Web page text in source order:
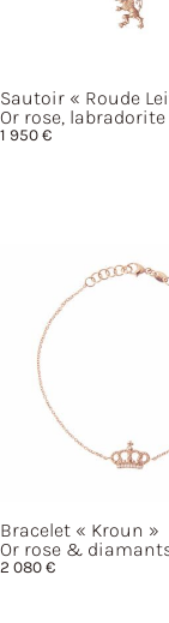
Sautoir « Roude
Or rose,
1 950€
Bracelet « Kroun »
Or rose &
2 080€